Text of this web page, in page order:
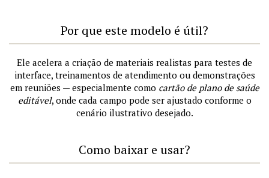
Por que este modelo é útil?
Ele acelera a criação de materiais realistas para testes de
interface, treinamentos de atendimento ou demonstrações
em reuniões — especialmente como cartão de plano de saúde
editável, onde cada campo pode ser ajustado conforme o
cenário ilustrativo desejado.
Como baixar e usar?